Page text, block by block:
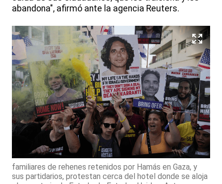
abandona", afirmó ante la agencia Reuters.
familiares de rehenes retenidos por Hamás en Gaza, y
sus partidarios, protestan cerca del hotel donde se aloja